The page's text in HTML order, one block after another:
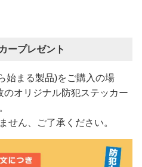
ープレゼント
始まる製品)をご購入の場
オリジナル防犯ステッカー
せん、ご了承ください。